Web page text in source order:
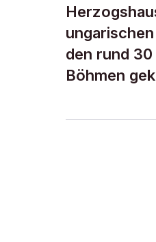
den rund
Böhmen